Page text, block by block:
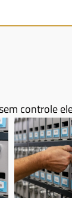
controle